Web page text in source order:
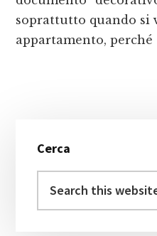
soprattutto quando si
appartamento, perché
Sidebar
Cerca
this